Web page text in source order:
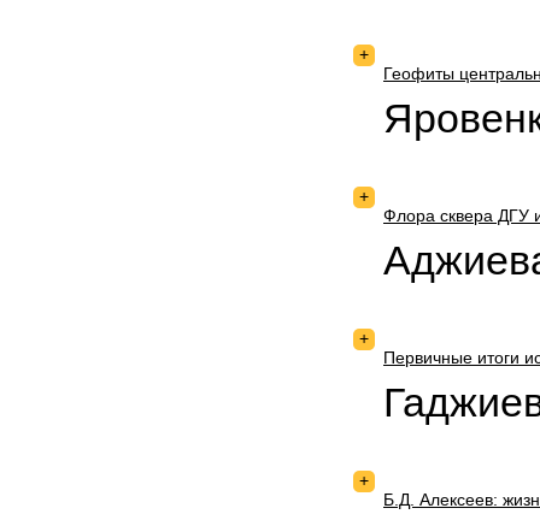
+
Геофиты
+
Флора сквера ДГУ
+
Первичные итоги
+
Б.Д. Алексеев: